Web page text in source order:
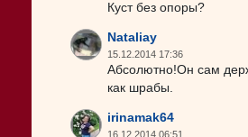
Куст без опоры?
Nataliay
15.12.2014 17:36
Абсолютно!Он сам
как шрабы.
irinamak64
16.12.2014 06:51